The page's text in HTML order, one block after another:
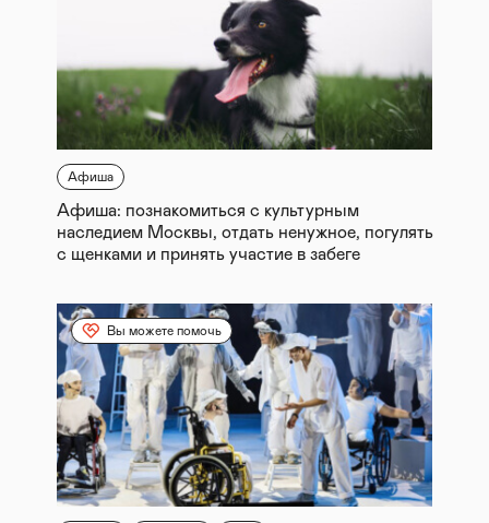
Афиша
Афиша: познакомиться с культурным
наследием Москвы, отдать ненужное, погулять
с щенками и принять участие в забеге
Вы можете помочь